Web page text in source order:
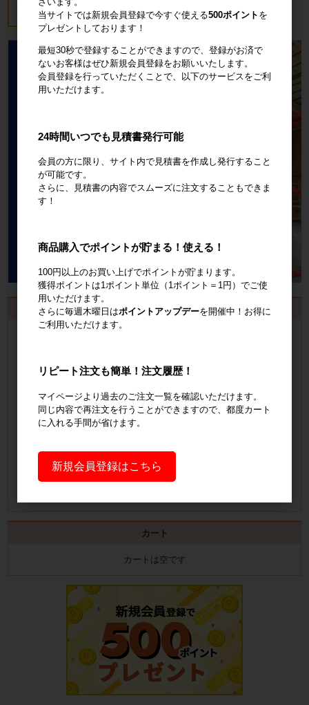
18,700円税込20,570円
お見積書・納品書発行のご案内
会員登録はこちら
見積書の発行手順についてご案内
見積書発行手順について
納品書の発行手順についてご案内
カート
カートは空です
当サイトでは新規会員登録で今すぐ使える500ポイント を
プレゼントしております！
最短30秒で登録することができますので、登録がお済で
ないお客様はぜひ新規会員登録をお願いいたします。
会員登録を行っていただくことで、以下のサービスをご利
用いただけます。
24時間いつでも見積書発行可能
会員の方に限り、サイト内で見積書を作成し発行すること
が可能です。
さらに、見積書の内容でスムーズに注文することもできま
す！
商品購入でポイントが貯まる！使える！
100円以上のお買い上げでポイントが貯まります。
獲得ポイントは1ポイント単位（1ポイント＝1円）でご使
用いただけます。
さらに毎週木曜日はポイントアップデーを開催中！お得に
ご利用いただけます。
リピート注文も簡単！注文履歴！
マイページより過去のご注文一覧を確認いただけます。
同じ内容で再注文を行うことができますので、都度カート
に入れる手間が省けます。
新規会員登録はこちら